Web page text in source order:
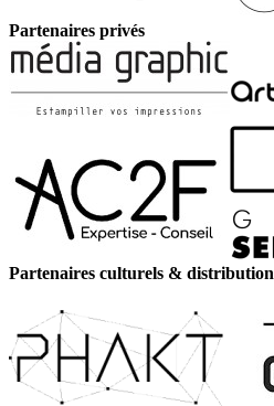
Partenaires privés
Partenaires culturels & distribution